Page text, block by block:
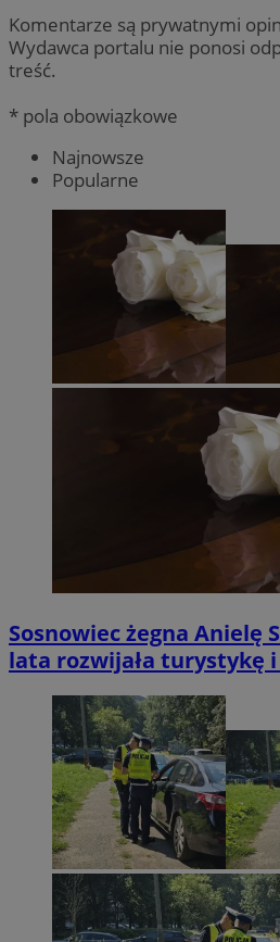
Komentarze są prywatnymi
Wydawca portalu nie ponosi
treść.
* pola obowiązkowe
Najnowsze
Popularne
Sosnowiec żegna Anielę
lata rozwijała turystykę